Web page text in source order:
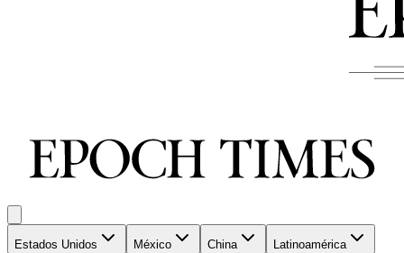
Estados Unidos México China Latinoamérica